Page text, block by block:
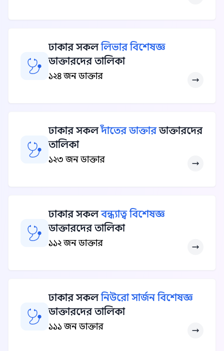
ঢাকার সকললিভার বিশেষজ্ঞ
ডাক্তারদের তালিকা
১২৪ জন ডাক্তার
ঢাকার সকলদাঁতের ডাক্তারডাক্তারদের
তালিকা
১২৩ জন ডাক্তার
ঢাকার সকলবন্ধ্যাত্ব বিশেষজ্ঞ
ডাক্তারদের তালিকা
১১২ জন ডাক্তার
ঢাকার সকলনিউরো সার্জন বিশেষজ্ঞ
ডাক্তারদের তালিকা
১১১ জন ডাক্তার